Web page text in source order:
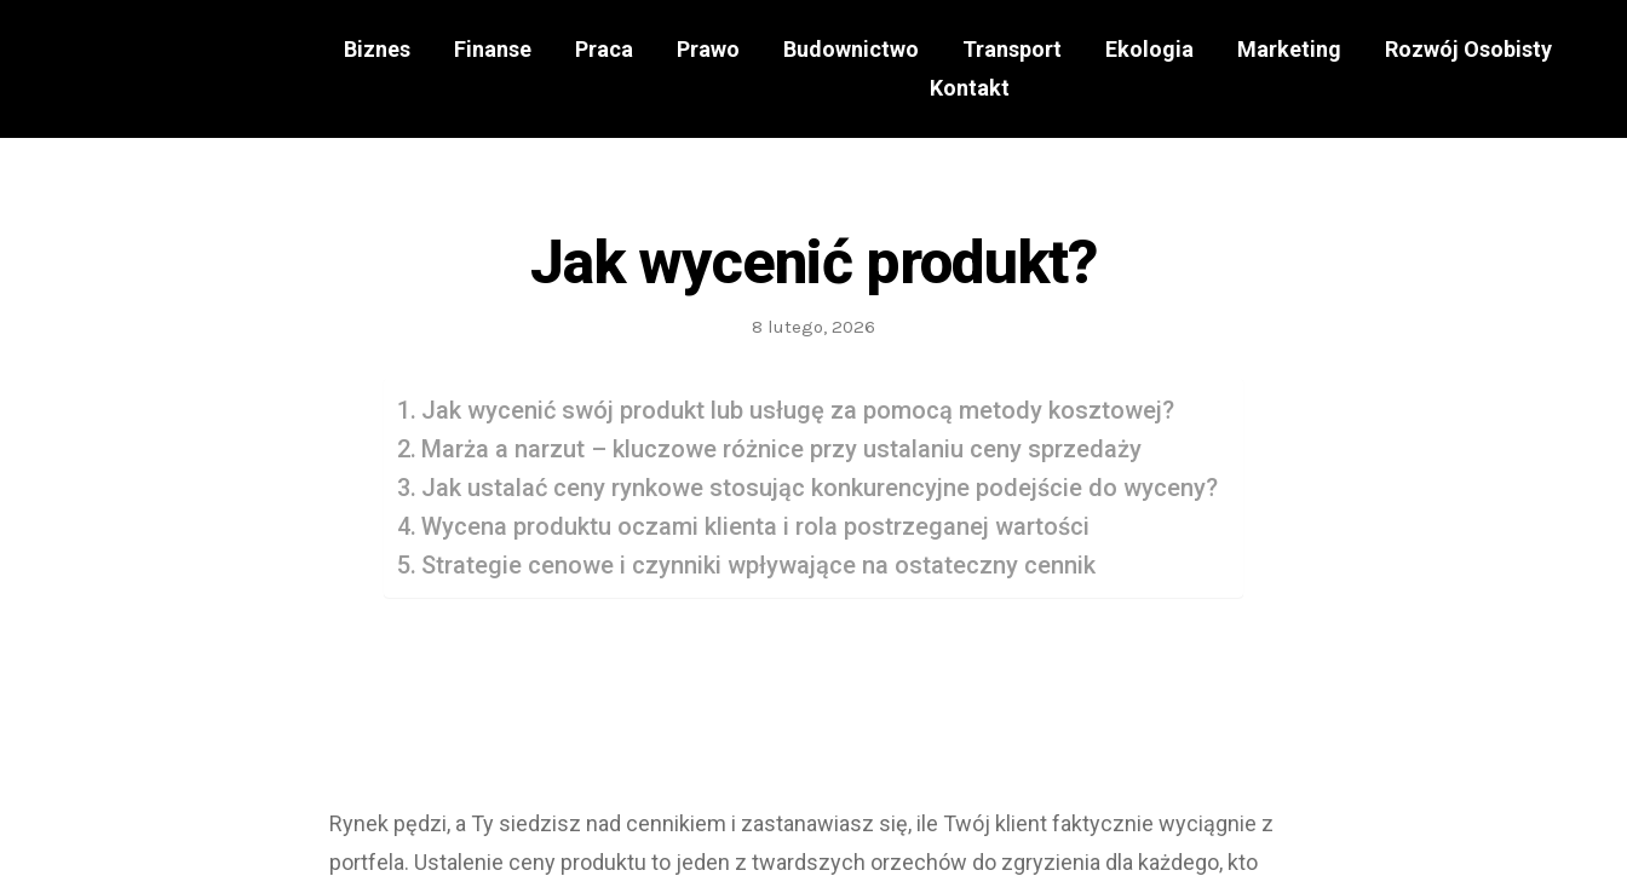
Biznes Finanse Praca Prawo Budownictwo Transport Ekologia Marketing
Rozwój Osobisty
Kontakt
Jak wycenić produkt?
8 lutego, 2026
Jak wycenić swój produkt lub usługę za pomocą metody kosztowej?
Marża a narzut – kluczowe różnice przy ustalaniu ceny sprzedaży
Jak ustalać ceny rynkowe stosując konkurencyjne podejście do wyceny?
Wycena produktu oczami klienta i rola postrzeganej wartości
Strategie cenowe i czynniki wpływające na ostateczny cennik
Rynek pędzi, a Ty siedzisz nad cennikiem i zastanawiasz się, ile Twój klient faktycznie wyciągnie z
portfela. Ustalenie ceny produktu to jeden z twardszych orzechów do zgryzienia dla każdego, kto